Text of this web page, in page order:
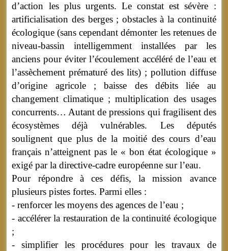
d’action les plus urgents. Le constat est sévère :
artificialisation des berges ; obstacles à la continuité
écologique (sans cependant démonter les retenues de
niveau-bassin intelligemment installées par les
anciens pour éviter l’écoulement accéléré de l’eau et
l’assèchement prématuré des lits) ; pollution diffuse
d’origine agricole ; baisse des débits liée au
changement climatique ; multiplication des usages
concurrents… Autant de pressions qui fragilisent des
écosystèmes déjà vulnérables. Les députés
soulignent que plus de la moitié des cours d’eau
français n’atteignent pas le « bon état écologique »
exigé par la directive-cadre européenne sur l’eau.
Pour répondre à ces défis, la mission avance
plusieurs pistes fortes. Parmi elles :
- renforcer les moyens des agences de l’eau ;
- accélérer la restauration de la continuité écologique
;
- simplifier les procédures pour les travaux de